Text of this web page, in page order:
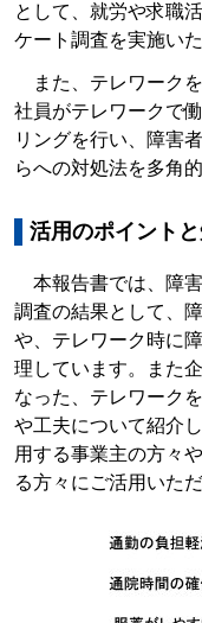
として、就労や求職
ケート調査を実施いた
また、テレワーク
社員がテレワークで
リングを行い、障害
らへの対処法を多角
活用のポイント
本報告書では、障
調査の結果として、
や、テレワーク時に
理しています。また
なった、テレワーク
や工夫について紹介
用する事業主の方々
る方々にご活用いただ